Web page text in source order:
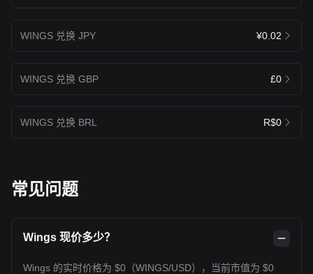
WINGS 兑换 JPY ¥0.02
WINGS 兑换 GBP £0
WINGS 兑换 BRL R$0
常见问题
Wings 现价多少？
Wings 的实时价格为 $0（WINGS/USD），当前市值为 $0